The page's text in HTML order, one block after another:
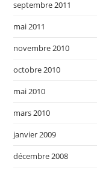
septembre 2011
mai 2011
novembre 2010
octobre 2010
mai 2010
mars 2010
janvier 2009
décembre 2008